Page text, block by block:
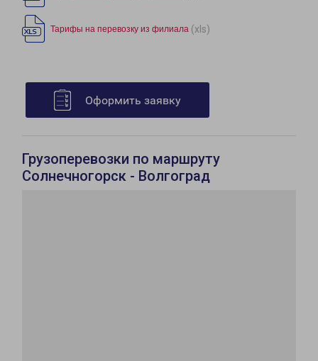
Тарифы на перевозку из филиала (xls)
Оформить заявку
Грузоперевозки по маршруту
Солнечногорск - Волгоград